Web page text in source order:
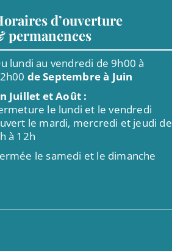
d’ouverture
permanences
lundi au vendredi de 9h00 à
de Septembre à Juin
Juillet et Août :
le lundi et le vendredi
le mardi, mercredi et jeudi de
à 12h
le samedi et le dimanche